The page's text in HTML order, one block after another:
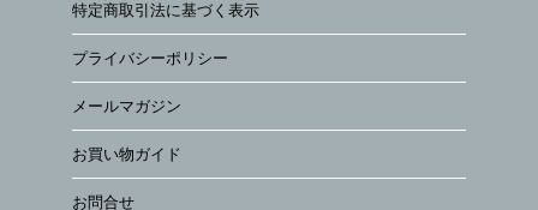
特定商取引法に基づく表示
プライバシーポリシー
メールマガジン
お買い物ガイド
お問合せ